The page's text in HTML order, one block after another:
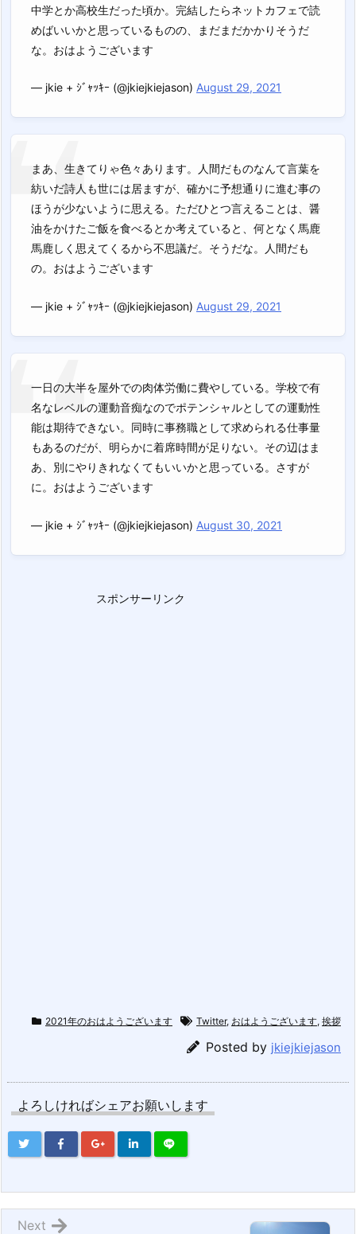
中学とか高校生だった頃か。完結したらネットカフェで読
めばいいかと思っているものの、まだまだかかりそうだ
な。おはようございます
— jkie + ｼﾞｬｯｷｰ (@jkiejkiejason) August 29, 2021
まあ、生きてりゃ色々あります。人間だものなんて言葉を
紡いだ詩人も世には居ますが、確かに予想通りに進む事の
ほうが少ないように思える。ただひとつ言えることは、醤
油をかけたご飯を食べるとか考えていると、何となく馬鹿
馬鹿しく思えてくるから不思議だ。そうだな。人間だも
の。おはようございます
— jkie + ｼﾞｬｯｷｰ (@jkiejkiejason) August 29, 2021
一日の大半を屋外での肉体労働に費やしている。学校で有
名なレベルの運動音痴なのでポテンシャルとしての運動性
能は期待できない。同時に事務職として求められる仕事量
もあるのだが、明らかに着席時間が足りない。その辺はま
あ、別にやりきれなくてもいいかと思っている。さすが
に。おはようございます
— jkie + ｼﾞｬｯｷｰ (@jkiejkiejason) August 30, 2021
スポンサーリンク
2021年のおはようございます Twitter, おはようございます, 挨拶
Posted by jkiejkiejason
よろしければシェアお願いします
Next